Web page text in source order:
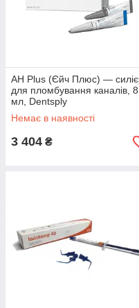
AH Plus (Єйч Плюс) —
для пломбування каналів, 8
мл, Dentsply
Немає в наявності
3 404 ₴